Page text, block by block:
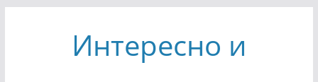
содержимомуИнтересно и